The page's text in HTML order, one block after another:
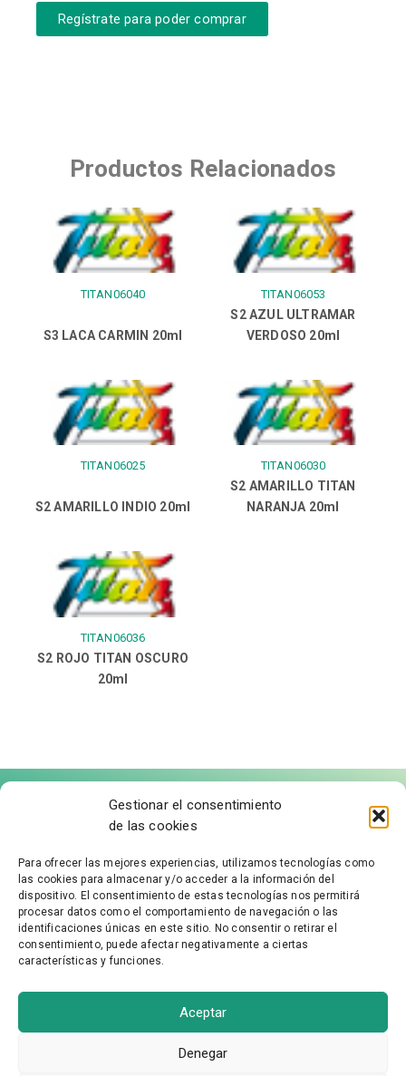
Gestionar el consentimiento
de las cookies
Para ofrecer las mejores experiencias, utilizamos tecnologías como
las cookies para almacenar y/o acceder a la información del
dispositivo. El consentimiento de estas tecnologías nos permitirá
procesar datos como el comportamiento de navegación o las
identificaciones únicas en este sitio. No consentir o retirar el
consentimiento, puede afectar negativamente a ciertas
características y funciones.
Aceptar
Denegar
Regístrate para poder comprar
Productos Relacionados
TITAN06040
S3 LACA CARMIN 20ml
TITAN06053
S2 AZUL ULTRAMAR
VERDOSO 20ml
TITAN06025
S2 AMARILLO INDIO 20ml
TITAN06030
S2 AMARILLO TITAN
NARANJA 20ml
TITAN06036
S2 ROJO TITAN OSCURO
20ml
FÁBRICA DE MOLDURAS
Aviso Legal
Política de Privacidad
Accesibilidad
Política de cookies
Condiciones Generales